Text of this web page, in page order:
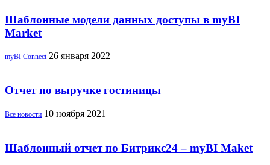
Шаблонные модели данных доступы в myBI
Market
myBI Connect 26 января 2022
Отчет по выручке гостиницы
Все новости 10 ноября 2021
Шаблонный отчет по Битрикс24 – myBI Maket